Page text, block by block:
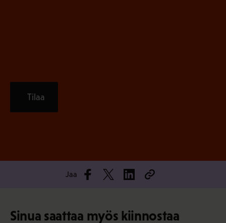
Tilaa
Jaa
Sinua saattaa myös kiinnostaa